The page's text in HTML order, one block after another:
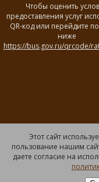
Чтобы оценить
предоставления услуг
QR-код или перейдите
ниже
https://bus.gov.ru/qrcode/
Этот сайт
пользование нашим
даете согласие на